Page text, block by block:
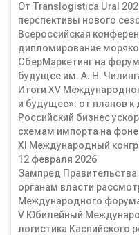
От Translogistica Ural
перспективы нового
Всероссийская
дипломирование
СберМаркетинг на
будущее им. А. Н.
Итоги XV
и будущее»: от планов к
Российский бизнес
схемам импорта на
XI Международный
12 февраля 2026
Зампред
органам власти
Международного
V Юбилейный
логистика Каспийского